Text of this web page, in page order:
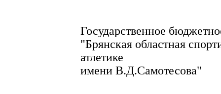
Государственное
"Брянская областная
атлетике
имени В.Д.Самотесова"